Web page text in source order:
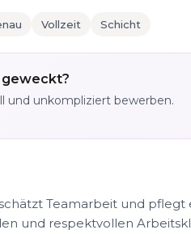
Vollzeit Schicht
und unkompliziert bewerben.
Teamarbeit und
und respektvollen